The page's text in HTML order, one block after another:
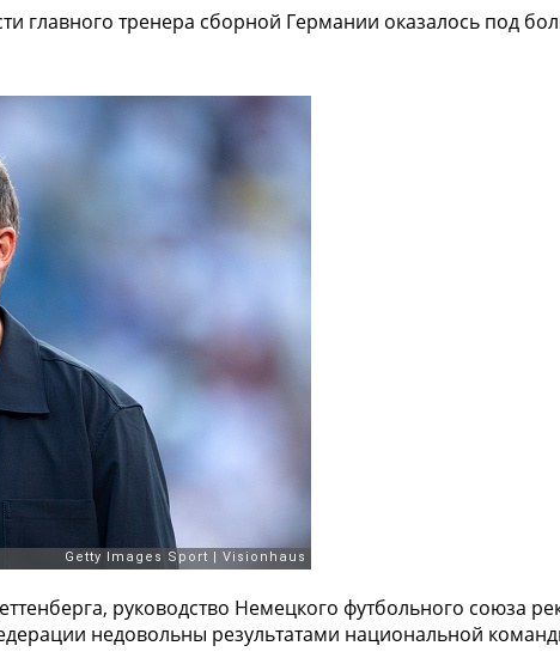
главного тренера сборной Германии оказалось под
руководство Немецкого футбольного союза
недовольны результатами национальной